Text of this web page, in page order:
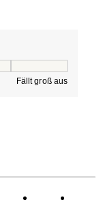
Fällt groß aus